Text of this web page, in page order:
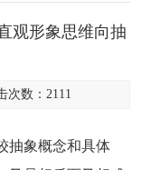
观形象思维向抽
次数：2111
抽象概念和具体